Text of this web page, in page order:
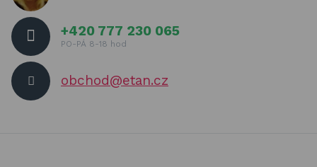
+420 777 230 065
PO-PÁ 8-18 hod
obchod@etan.cz